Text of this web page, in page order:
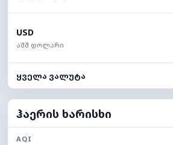
USD
აშშ დოლარი
ყველა ვალუტა
ჰაერის ხარისხი
AQI